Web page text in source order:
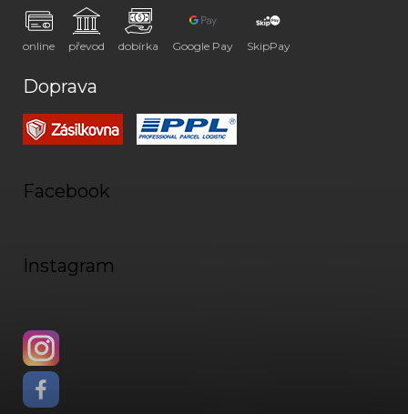
online převod dobírka Google Pay SkipPay
Doprava
Facebook
Instagram